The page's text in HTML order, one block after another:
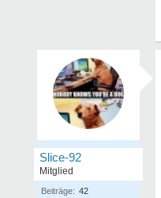
Slice-92
Mitglied
Beiträge: 42